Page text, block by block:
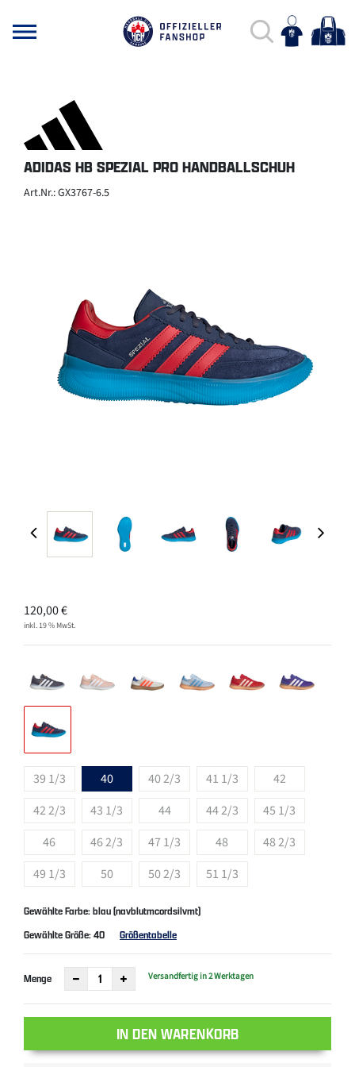
ADIDAS HB SPEZIAL PRO HANDBALLSCHUH
Art.Nr.: GX3767-6.5
120,00€
inkl. 19 % MwSt.
39 1/3 40 40 2/3 41 1/3
42
42 2/3
43 1/3 44 44 2/3
45 1/3
46
46 2/3 47 1/3 48
48 2/3
49 1/3
50 50 2/3 51 1/3
Gewählte Farbe: blau (navblutmcordsilvmt)
Gewählte Größe:40 Größentabelle
Menge Versandfertig in 2 Werktagen
IN DEN WARENKORB